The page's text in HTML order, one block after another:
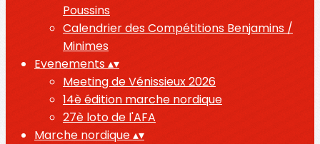
Poussins
Calendrier des Compétitions Benjamins /
Minimes
Evenements▴▾
Meeting de Vénissieux 2026
14è édition marche nordique
27è loto de l'AFA
Marche nordique▴▾